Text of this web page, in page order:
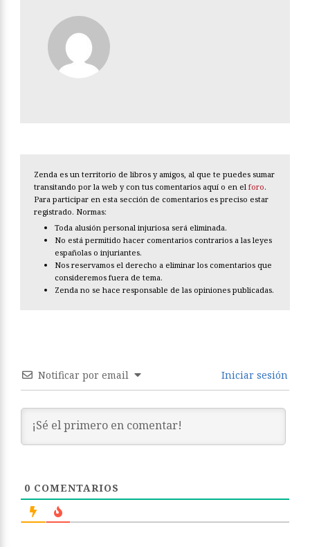
Zenda es un territorio de libros y amigos, al que te puedes sumar
transitando por la web y con tus comentarios aquí o en el foro.
Para participar en esta sección de comentarios es preciso estar
registrado. Normas:
Toda alusión personal injuriosa será eliminada.
No está permitido hacer comentarios contrarios a las leyes
españolas o injuriantes.
Nos reservamos el derecho a eliminar los comentarios que
consideremos fuera de tema.
Zenda no se hace responsable de las opiniones publicadas.
Notificar por email Iniciar sesión
0 COMENTARIOS